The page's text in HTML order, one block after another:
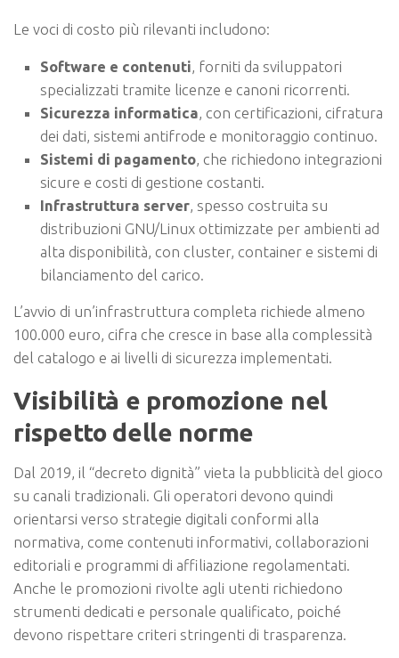
Le voci di costo più rilevanti includono:
Software e contenuti, forniti da sviluppatori
specializzati tramite licenze e canoni ricorrenti.
Sicurezza informatica, con certificazioni, cifratura
dei dati, sistemi antifrode e monitoraggio continuo.
Sistemi di pagamento, che richiedono integrazioni
sicure e costi di gestione costanti.
Infrastruttura server, spesso costruita su
distribuzioni GNU/Linux ottimizzate per ambienti ad
alta disponibilità, con cluster, container e sistemi di
bilanciamento del carico.
L’avvio di un’infrastruttura completa richiede almeno
100.000 euro, cifra che cresce in base alla complessità
del catalogo e ai livelli di sicurezza implementati.
Visibilità e promozione nel
rispetto delle norme
Dal 2019, il “decreto dignità” vieta la pubblicità del gioco
su canali tradizionali. Gli operatori devono quindi
orientarsi verso strategie digitali conformi alla
normativa, come contenuti informativi, collaborazioni
editoriali e programmi di affiliazione regolamentati.
Anche le promozioni rivolte agli utenti richiedono
strumenti dedicati e personale qualificato, poiché
devono rispettare criteri stringenti di trasparenza.